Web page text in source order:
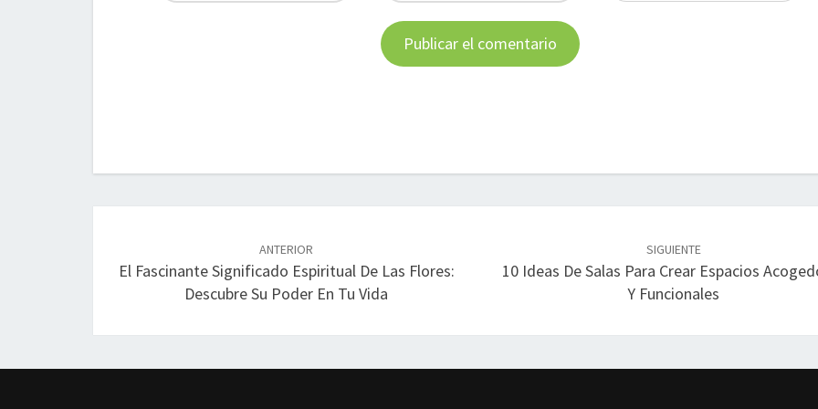
entradas
ANTERIOR
El Fascinante Significado Espiritual De Las Flores:
Descubre Su Poder En Tu Vida
SIGUIENTE
10 Ideas De Salas Para Crear Espacios
Y Funcionales